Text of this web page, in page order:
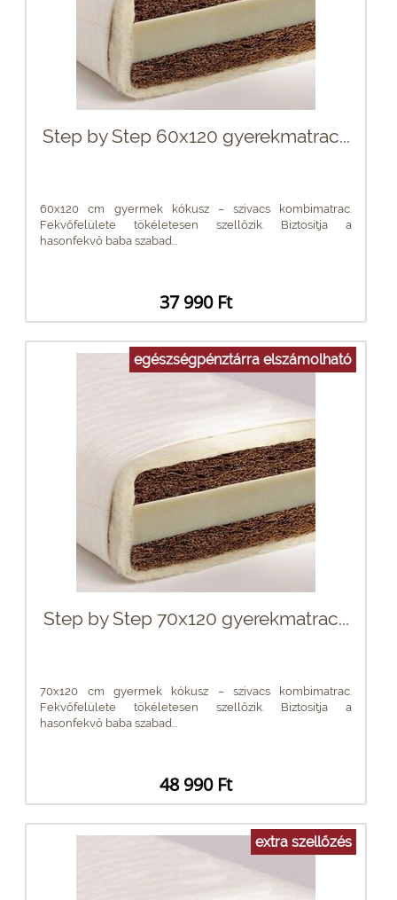
Step by Step 60x120 gyerekmatrac...
60x120 cm gyermek kókusz – szivacs kombimatrac.
Fekvőfelülete tökéletesen szellőzik. Biztosítja a
hasonfekvő baba szabad...
37 990 Ft
egészségpénztárra elszámolható
Step by Step 70x120 gyerekmatrac...
70x120 cm gyermek kókusz – szivacs kombimatrac.
Fekvőfelülete tökéletesen szellőzik. Biztosítja a
hasonfekvő baba szabad...
48 990 Ft
extra szellőzés